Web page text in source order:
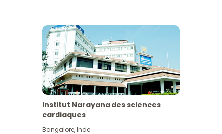
Institut Narayana des sciences
cardiaques
Bangalore,Inde